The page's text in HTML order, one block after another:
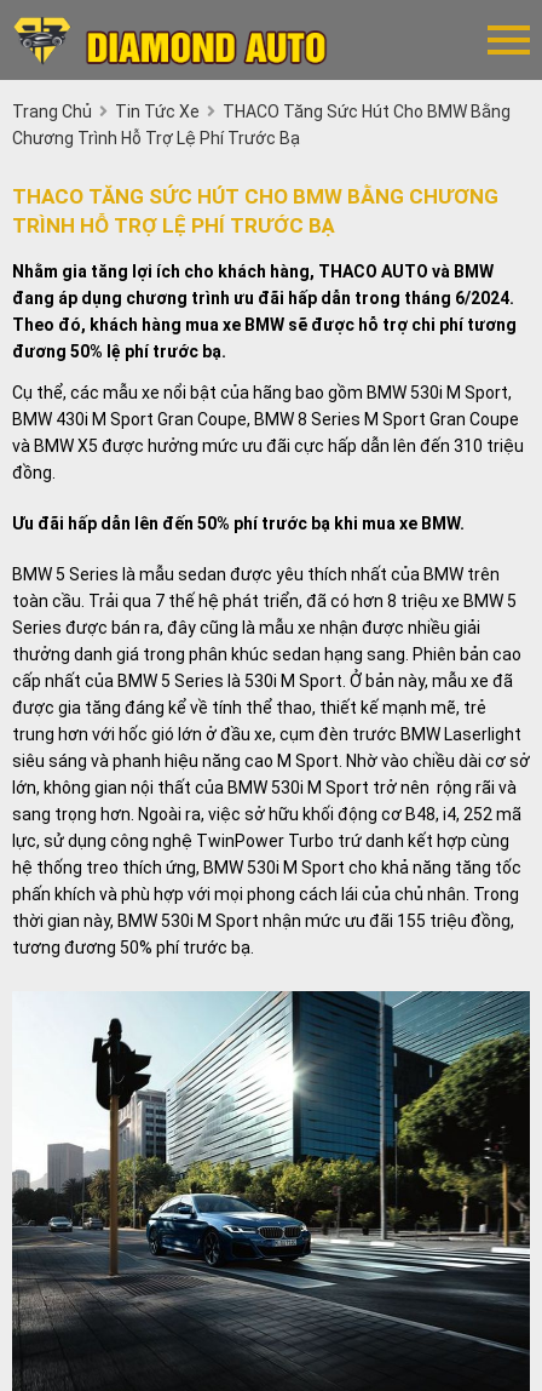
Trang Chủ Tin Tức Xe
THACO Tăng Sức Hút Cho BMW Bằng
Chương Trình Hỗ Trợ Lệ Phí Trước Bạ
THACO TĂNG SỨC HÚT CHO BMW BẰNG CHƯƠNG
TRÌNH HỖ TRỢ LỆ PHÍ TRƯỚC BẠ
Nhằm gia tăng lợi ích cho khách hàng, THACO AUTO và BMW
đang áp dụng chương trình ưu đãi hấp dẫn trong tháng 6/2024.
Theo đó, khách hàng mua xe BMW sẽ được hỗ trợ chi phí tương
đương 50% lệ phí trước bạ.
Cụ thể, các mẫu xe nổi bật của hãng bao gồm BMW 530i M Sport,
BMW 430i M Sport Gran Coupe, BMW 8 Series M Sport Gran Coupe
và BMW X5 được hưởng mức ưu đãi cực hấp dẫn lên đến 310 triệu
đồng.
Ưu đãi hấp dẫn lên đến 50% phí trước bạ khi mua xe BMW.
BMW 5 Series là mẫu sedan được yêu thích nhất của BMW trên
toàn cầu. Trải qua 7 thế hệ phát triển, đã có hơn 8 triệu xe BMW 5
Series được bán ra, đây cũng là mẫu xe nhận được nhiều giải
thưởng danh giá trong phân khúc sedan hạng sang. Phiên bản cao
cấp nhất của BMW 5 Series là 530i M Sport. Ở bản này, mẫu xe đã
được gia tăng đáng kể về tính thể thao, thiết kế mạnh mẽ, trẻ
trung hơn với hốc gió lớn ở đầu xe, cụm đèn trước BMW Laserlight
siêu sáng và phanh hiệu năng cao M Sport. Nhờ vào chiều dài cơ sở
lớn, không gian nội thất của BMW 530i M Sport trở nên rộng rãi và
sang trọng hơn. Ngoài ra, việc sở hữu khối động cơ B48, i4, 252 mã
lực, sử dụng công nghệ TwinPower Turbo trứ danh kết hợp cùng
hệ thống treo thích ứng, BMW 530i M Sport cho khả năng tăng tốc
phấn khích và phù hợp với mọi phong cách lái của chủ nhân. Trong
thời gian này, BMW 530i M Sport nhận mức ưu đãi 155 triệu đồng,
tương đương 50% phí trước bạ.